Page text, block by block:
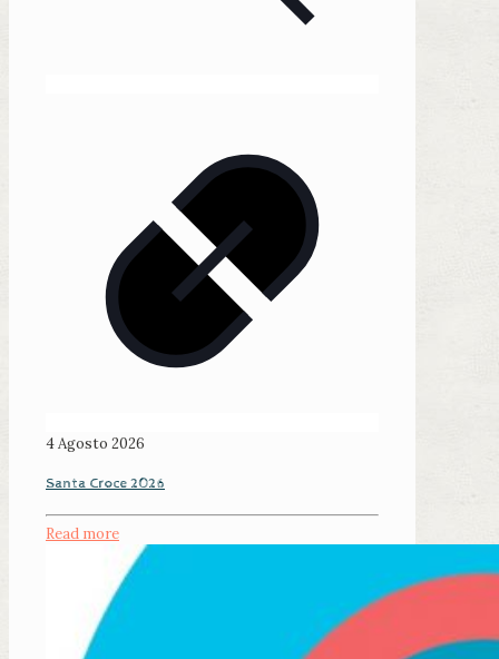
4 Agosto 2026
Santa Croce 2026
Read more